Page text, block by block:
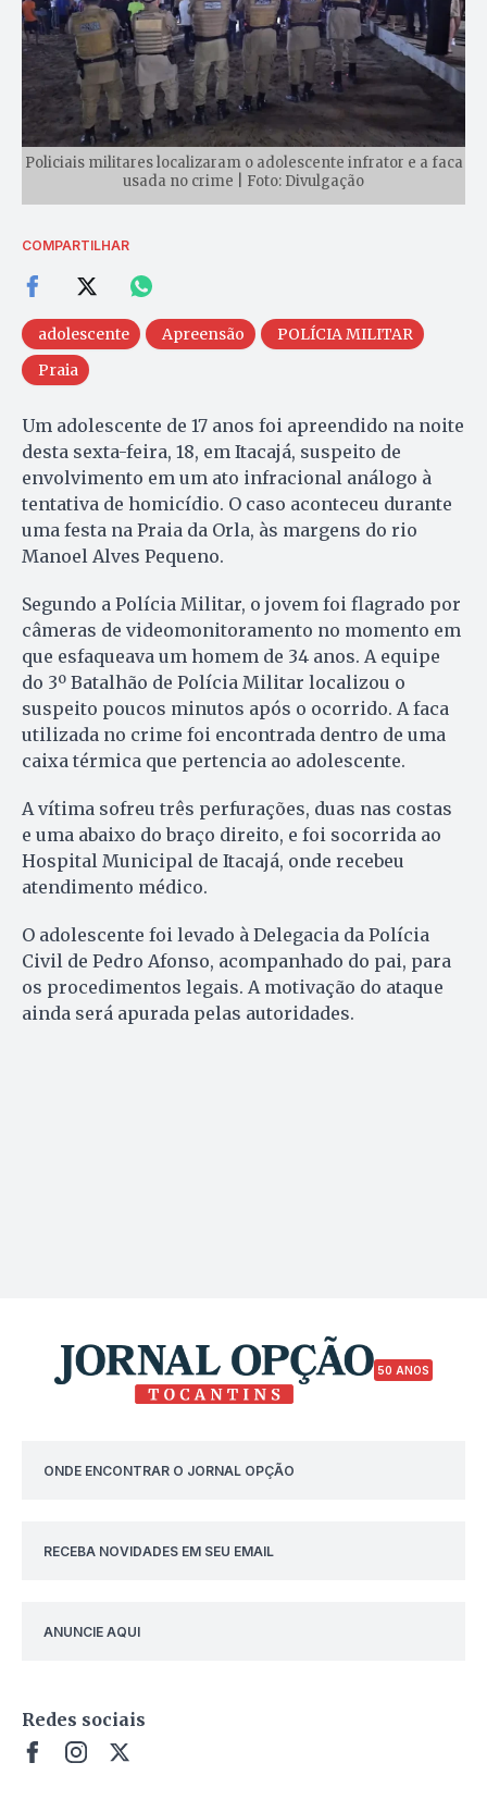
Policiais militares localizaram o adolescente infrator e a faca
usada no crime | Foto: Divulgação
COMPARTILHAR
adolescente Apreensão
POLÍCIA MILITAR
Praia
Um adolescente de 17 anos foi apreendido na noite
desta sexta-feira, 18, em Itacajá, suspeito de
envolvimento em um ato infracional análogo à
tentativa de homicídio. O caso aconteceu durante
uma festa na Praia da Orla, às margens do rio
Manoel Alves Pequeno.
Segundo a Polícia Militar, o jovem foi flagrado por
câmeras de videomonitoramento no momento em
que esfaqueava um homem de 34 anos. A equipe
do 3º Batalhão de Polícia Militar localizou o
suspeito poucos minutos após o ocorrido. A faca
utilizada no crime foi encontrada dentro de uma
caixa térmica que pertencia ao adolescente.
A vítima sofreu três perfurações, duas nas costas
e uma abaixo do braço direito, e foi socorrida ao
Hospital Municipal de Itacajá, onde recebeu
atendimento médico.
O adolescente foi levado à Delegacia da Polícia
Civil de Pedro Afonso, acompanhado do pai, para
os procedimentos legais. A motivação do ataque
ainda será apurada pelas autoridades.
50 ANOS
ONDE ENCONTRAR O JORNAL OPÇÃO
RECEBA NOVIDADES EM SEU EMAIL
ANUNCIE AQUI
Redes sociais